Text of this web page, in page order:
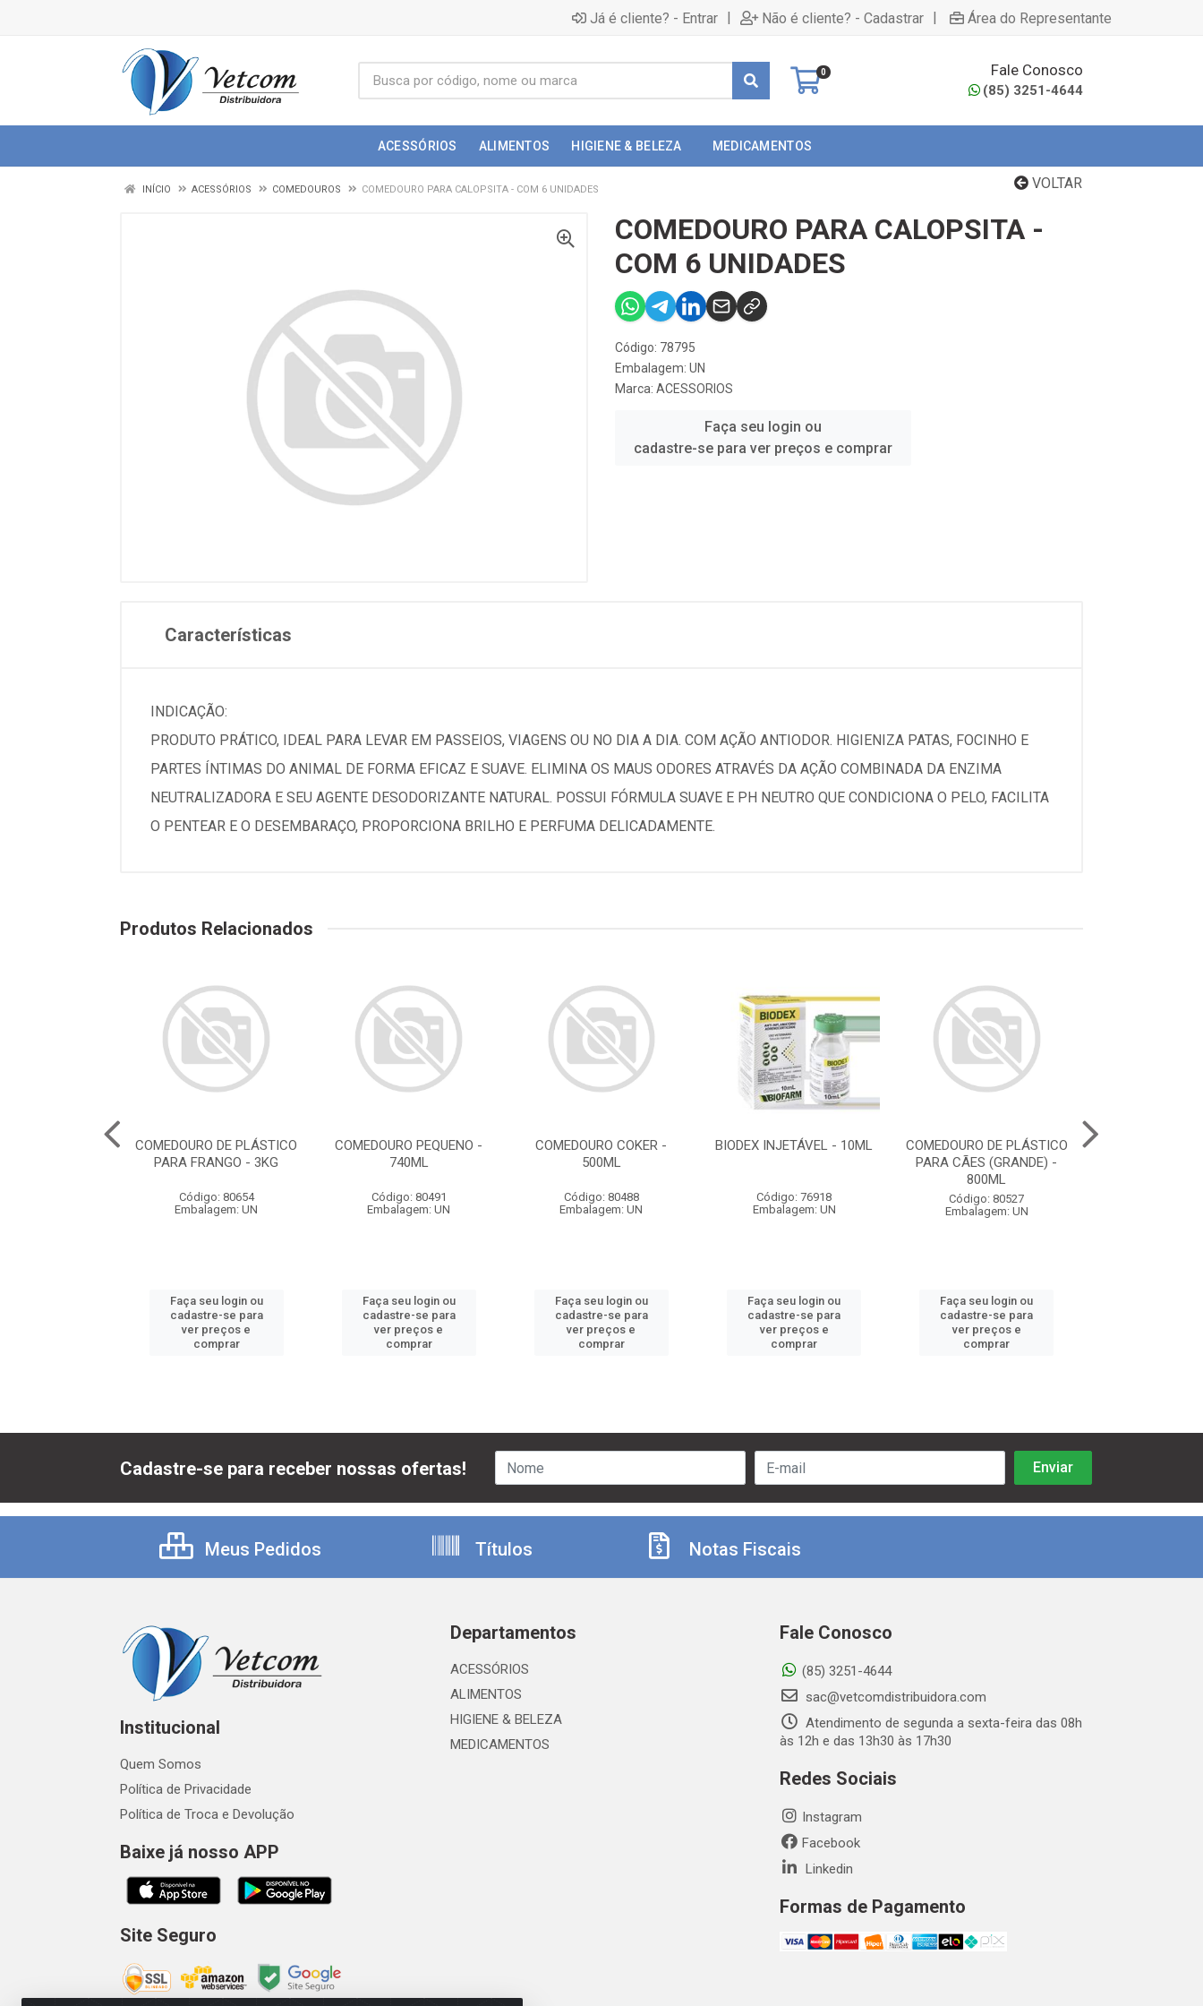
Já é cliente? - Entrar | Não é cliente? - Cadastrar | Área do Representante
0 Fale Conosco
(85) 3251-4644
ACESSÓRIOS ALIMENTOS HIGIENE & BELEZA MEDICAMENTOS
VOLTAR
INÍCIO ACESSÓRIOS COMEDOUROS COMEDOURO PARA CALOPSITA - COM 6 UNIDADES
COMEDOURO PARA CALOPSITA -
COM 6 UNIDADES
Código: 78795
Embalagem: UN
Marca: ACESSORIOS
Faça seu login ou
cadastre-se para ver preços e comprar
Características
INDICAÇÃO:
PRODUTO PRÁTICO, IDEAL PARA LEVAR EM PASSEIOS, VIAGENS OU NO DIA A DIA. COM AÇÃO ANTIODOR. HIGIENIZA PATAS, FOCINHO E
PARTES ÍNTIMAS DO ANIMAL DE FORMA EFICAZ E SUAVE. ELIMINA OS MAUS ODORES ATRAVÉS DA AÇÃO COMBINADA DA ENZIMA
NEUTRALIZADORA E SEU AGENTE DESODORIZANTE NATURAL. POSSUI FÓRMULA SUAVE E PH NEUTRO QUE CONDICIONA O PELO, FACILITA
O PENTEAR E O DESEMBARAÇO, PROPORCIONA BRILHO E PERFUMA DELICADAMENTE.
Produtos Relacionados
COMEDOURO DE PLÁSTICO
PARA FRANGO - 3KG
Código: 80654
Embalagem: UN
Faça seu login ou
cadastre-se para
ver preços e
comprar
COMEDOURO PEQUENO -
740ML
Código: 80491
Embalagem: UN
Faça seu login ou
cadastre-se para
ver preços e
comprar
COMEDOURO COKER -
500ML
Código: 80488
Embalagem: UN
Faça seu login ou
cadastre-se para
ver preços e
comprar
BIODEX INJETÁVEL - 10ML
Código: 76918
Embalagem: UN
Faça seu login ou
cadastre-se para
ver preços e
comprar
COMEDOURO DE PLÁSTICO
PARA CÃES (GRANDE) -
800ML
Código: 80527
Embalagem: UN
Faça seu login ou
cadastre-se para
ver preços e
comprar
Cadastre-se para receber nossas ofertas!
Meus Pedidos Títulos Notas Fiscais
Institucional
Quem Somos
Política de Privacidade
Política de Troca e Devolução
Baixe já nosso APP
Site Seguro
Departamentos
ACESSÓRIOS
ALIMENTOS
HIGIENE & BELEZA
MEDICAMENTOS
Fale Conosco
(85) 3251-4644
sac@vetcomdistribuidora.com
Atendimento de segunda a sexta-feira das 08h
às 12h e das 13h30 às 17h30
Redes Sociais
Instagram
Facebook
Linkedin
Formas de Pagamento